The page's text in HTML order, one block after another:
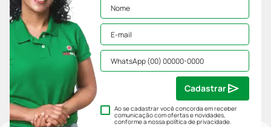
Ao se cadastrar você concorda em receber
comunicação com ofertas e novidades,
conforme a nossapolítica de privacidade.
Cadastrar